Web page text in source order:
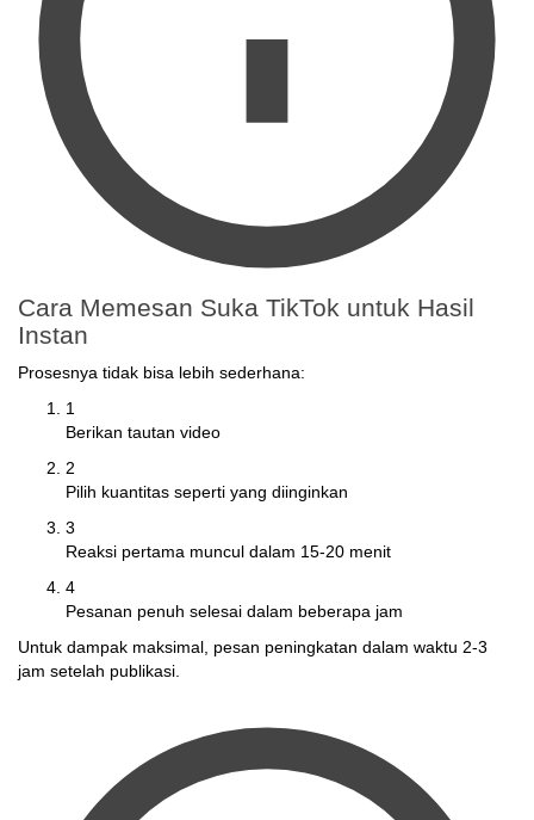
Cara Memesan Suka TikTok untuk Hasil
Instan
Prosesnya tidak bisa lebih sederhana:
1
Berikan tautan video
2
Pilih kuantitas seperti yang diinginkan
3
Reaksi pertama muncul dalam 15-20 menit
4
Pesanan penuh selesai dalam beberapa jam
Untuk dampak maksimal, pesan peningkatan dalam waktu 2-3
jam setelah publikasi.